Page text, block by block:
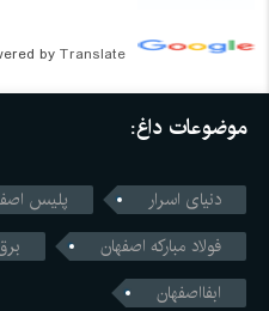
by Translate
موضوعات داغ:
دنیای اسرار
پلیس
فولاد مبارکه اصفهان
ابفااصفهان